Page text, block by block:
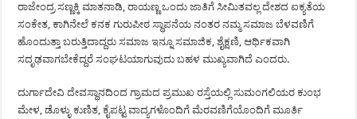
ರಾಜೇಂದ್ರ ಸಣ್ಣಕ್ಕಿ ಮಾತನಾಡಿ, ರಾಯಣ್ಣ ಒಂದು ಜಾತಿಗೆ ಸೀಮಿತವಲ್ಲ ದೇಶದ ಐಕ್ಯತೆಯ
ಸಂಕೇತ, ಕಾಗಿನೇಲೆ ಕನಕ ಗುರುಪೀಠ ಸ್ಥಾಪನೆಯ ನಂತರ ನಮ್ಮ ಸಮಾಜ ಬೆಳವಣಿಗೆ
ಹೊಂದುತ್ತಾ ಬರುತ್ತಿದಾದ್ದರು ಸಮಾಜ ಇನ್ನೂ ಸಮಾಜಿಕ, ಶೈಕ್ಷಣಿ, ಆರ್ಥಿಕವಾಗಿ
ಸದೃಢವಾಗಬೇಕೆದ್ದರೆ ಸಂಘಟಯಾಗುವುದು ಬಹಳ ಮುಖ್ಯವಾಗಿದೆ ಎಂದರು.
ದುರ್ಗಾದೇವಿ ದೇವಸ್ಥಾನದಿಂದ ಗ್ರಾಮದ ಪ್ರಮುಖ ರಸ್ತೆಯಲ್ಲಿ ಸುಮಂಗಲಿಯರ ಕುಂಭ
ಮೇಳ, ಡೊಳ್ಳು ಕುಣಿತ, ಕೈಪಟ್ಟ ವಾದ್ಯಗಳೊಂದಿಗೆ ಮೆರವಣಿಗೆಯೊಂದಿಗೆ ಮೂರ್ತಿ